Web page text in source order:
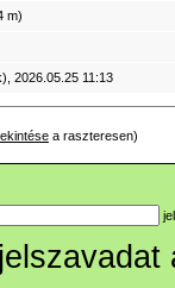
m)
, 2026.05.25 11:13
a raszteresen)